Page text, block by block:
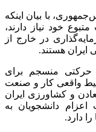
با بیان اینکه
خود نیاز دارند،
در خارج از
ایران هستند.
منسجم برای
واقعی کار و صنعت
و کشاورزی ایران
اعزام دانشجویان به
دارد.